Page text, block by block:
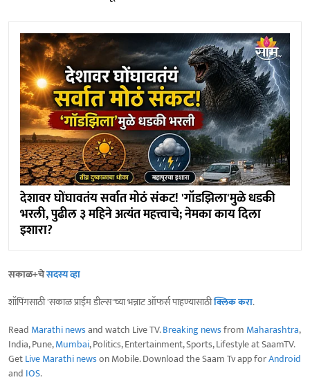
देशावर घोंघावतंय सर्वात मोठं संकट! 'गॉडझिला'मुळे धडकी
भरली, पुढील ३ महिने अत्यंत महत्त्वाचे; नेमका काय दिला
इशारा?
सकाळ+चेसदस्य व्हा
शॉपिंगसाठी 'सकाळ प्राईम डील्स'च्या भन्नाट ऑफर्स पाहण्यासाठीक्लिक करा.
Read Marathi newsand watch Live TV.Breaking newsfrom Maharashtra,
India, Pune,Mumbai, Politics, Entertainment, Sports, Lifestyle at SaamTV.
GetLive Marathi newson Mobile. Download the Saam Tv app forAndroid
and IOS.